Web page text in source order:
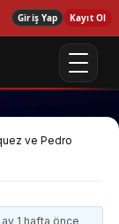
Giriş Yap Kayıt Ol
ve Pedro
ay 1 hafta önce